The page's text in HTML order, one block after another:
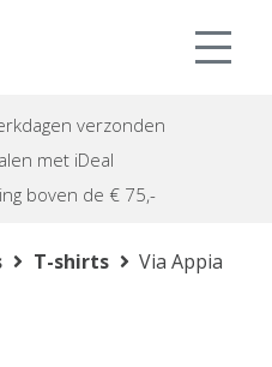
verzonden
met iDeal
boven de € 75,-
T-shirts
Via Appia